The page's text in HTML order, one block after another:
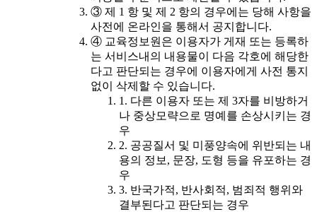
③ 제 1 항 및 제 2 항의 경우에는 당해 사항을
사전에 온라인을 통해서 공지합니다.
④ 교육정보원은 이용자가 게재 또는 등록하
는 서비스내의 내용물이 다음 각호에 해당한
다고 판단되는 경우에 이용자에게 사전 통지
없이 삭제할 수 있습니다.
1. 다른 이용자 또는 제 3자를 비방하거
나 중상모략으로 명예를 손상시키는 경
우
2. 공공질서 및 미풍양속에 위반되는 내
용의 정보, 문장, 도형 등을 유포하는 경
우
3. 반국가적, 반사회적, 범죄적 행위와
결부된다고 판단되는 경우